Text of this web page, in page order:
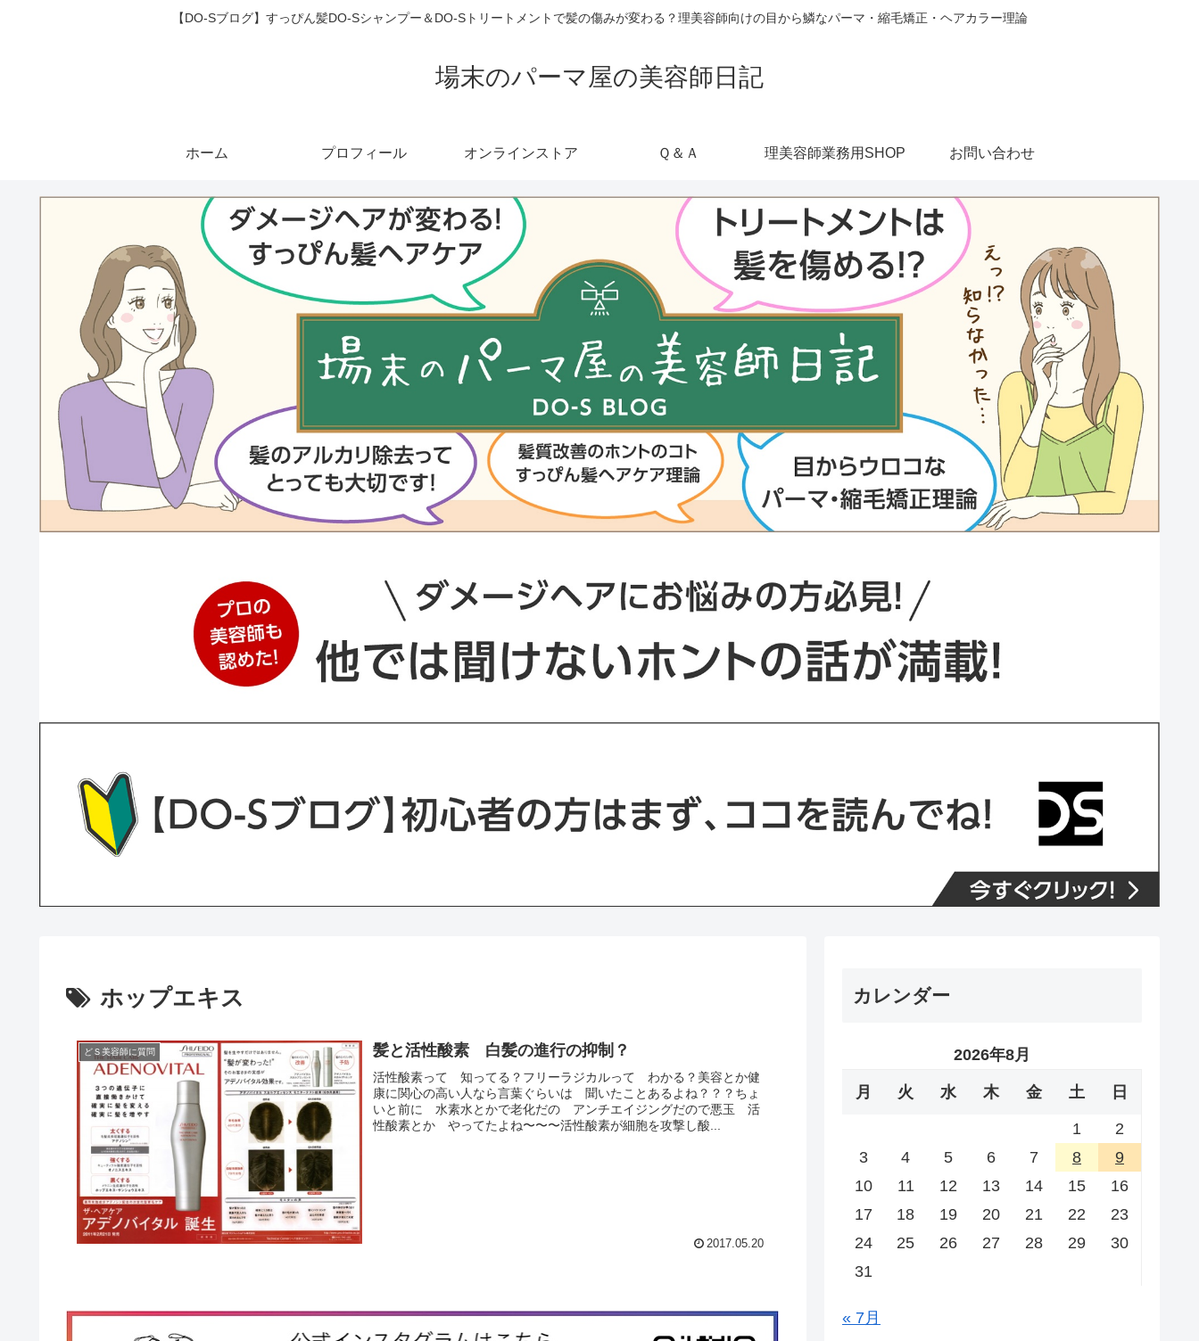
【DO-Sブログ】すっぴん髪DO-Sシャンプー＆DO-Sトリートメントで髪の傷みが変わる？理美容師向けの目から鱗なパーマ・縮毛矯正・ヘアカラー理論
場末のパーマ屋の美容師日記
ホーム プロフィール オンラインストア Ｑ＆Ａ 理美容師業務用SHOP お問い合わせ
ホップエキス
どＳ美容師に質問 髪と活性酸素 白髪の進行の抑制？
活性酸素って 知ってる？フリーラジカルって わかる？美容とか健
康に関心の高い人なら言葉ぐらいは 聞いたことあるよね？？？ちょ
いと前に 水素水とかで老化だの アンチエイジングだので悪玉 活
性酸素とか やってたよね〜〜〜活性酸素が細胞を攻撃し酸...
2017.05.20
カレンダー
2026年8月
月 火 水 木 金 土 日
1
2
3
4 5 6 7 8
9
10
11 12 13 14 15
16
17
18 19 20 21 22
23
24
25 26 27 28 29
30
31
« 7月